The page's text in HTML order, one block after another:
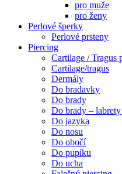
pro muže
pro ženy
Perlové šperky
Perlové prsteny
Piercing
Cartilage / Tragus
Cartilage/tragus
Dermály
Do bradavky
Do brady
Do brady – labrety
Do jazyka
Do nosu
Do obočí
Do pupíku
Do ucha